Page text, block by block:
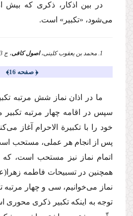
در بین اذكار، ذكرى كه بیش
مى‌شود، «تكبیر» است.
1. محمد بن یعقوب كلینى، اصول كافى، ج 3، ص 265.
﴿ صفحه 16﴾
ما در اذان نماز شش مرتبه
سپس در اقامه چهار مرتبه تكبیر
خود را با تكبیرة الاحرام آغاز
پس از انجام هر عملى، مستحب است
اتمام نماز نیز مستحب است، كه
همچنین در تسبیحات فاطمه زهرا
نماز مى‌خوانیم، سى و چهار مرتبه
توجه به اینكه تكبیر ذكرى محورى